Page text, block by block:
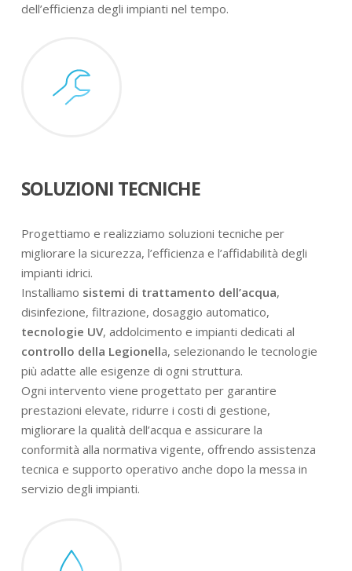
dell’efficienza degli impianti nel tempo.
SOLUZIONI TECNICHE
Progettiamo e realizziamo soluzioni tecniche per
migliorare la sicurezza, l’efficienza e l’affidabilità degli
impianti idrici.
Installiamo sistemi di trattamento dell’acqua,
disinfezione, filtrazione, dosaggio automatico,
tecnologie UV, addolcimento e impianti dedicati al
controllo della Legionella, selezionando le tecnologie
più adatte alle esigenze di ogni struttura.
Ogni intervento viene progettato per garantire
prestazioni elevate, ridurre i costi di gestione,
migliorare la qualità dell’acqua e assicurare la
conformità alla normativa vigente, offrendo assistenza
tecnica e supporto operativo anche dopo la messa in
servizio degli impianti.